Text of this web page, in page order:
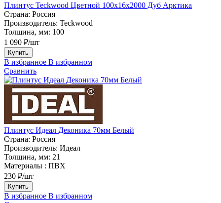
Плинтус Teckwood Цветной 100x16х2000 Дуб Арктика
Страна: Россия
Производитель: Teckwood
Толщина, мм: 100
1 090 ₽/шт
Купить
В избранное В избранном
Сравнить
Плинтус Идеал Деконика 70мм Белый
Страна: Россия
Производитель: Идеал
Толщина, мм: 21
Материалы : ПВХ
230 ₽/шт
Купить
В избранное В избранном